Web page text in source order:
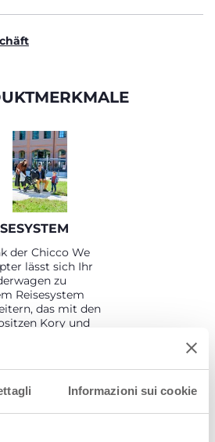
Informazioni sui cookie
der Chicco We
lässt sich Ihr
zu
Reisesystem
das mit den
Kory und